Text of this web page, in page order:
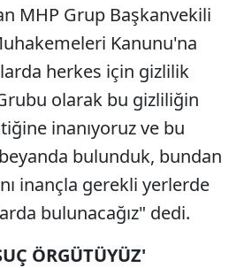
MHP Grup Başkanvekili
Kanunu'na
herkes için gizlilik
olarak bu gizliliğin
inanıyoruz ve bu
bulunduk, bundan
inançla gerekli yerlerde
bulunacağız" dedi.
ÖRGÜTÜYÜZ'